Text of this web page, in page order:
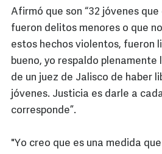
Afirmó que son “32 jóvenes
fueron delitos menores o que
estos hechos violentos, fueron
bueno, yo respaldo
de un juez de Jalisco de haber
jóvenes. Justicia es darle a
corresponde”.
"Yo creo que es una medida